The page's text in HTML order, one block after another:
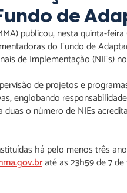
de
publicou, nesta quinta-
do Fundo de
de Implementação (NIEs)
de projetos e
englobando
o número de NIEs
há pelo menos três
até as 23h59 de 7